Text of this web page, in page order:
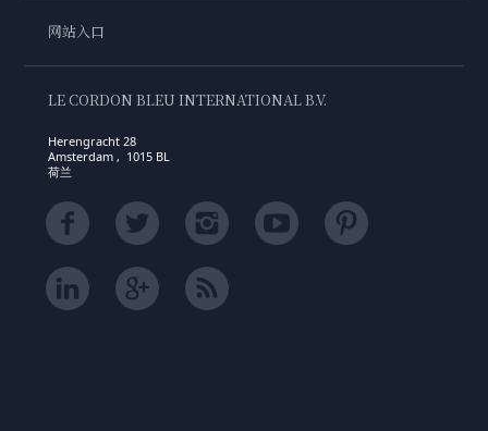
网站入口
LE CORDON BLEU INTERNATIONAL B.V.
Herengracht 28
Amsterdam , 1015 BL
荷兰